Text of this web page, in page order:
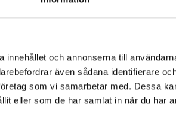
och annonserna till
även sådana identifierare
som vi samarbetar med. Dessa
eller som de har samlat in när du har